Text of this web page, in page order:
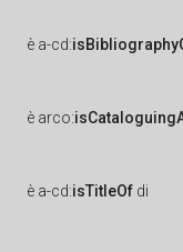
è a-cd:
è arco:
è a-cd:isTitleOf di